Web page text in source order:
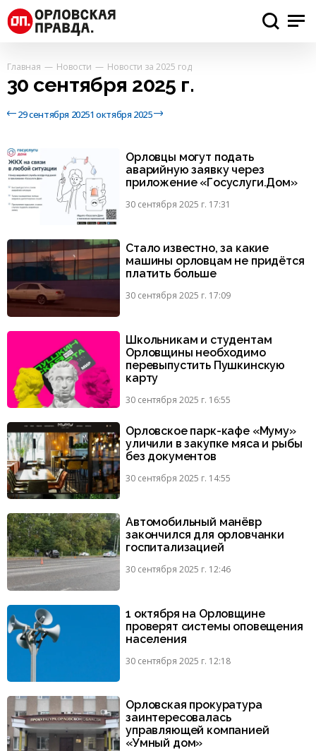
Главная Новости Новости за 2025 год
30 сентября 2025 г.
29 сентября 20251 октября 2025
Орловцы могут подать
аварийную заявку через
приложение «Госуслуги.Дом»
30 сентября 2025 г. 17:31
Стало известно, за какие
машины орловцам не придётся
платить больше
30 сентября 2025 г. 17:09
Школьникам и студентам
Орловщины необходимо
перевыпустить Пушкинскую
карту
30 сентября 2025 г. 16:55
Орловское парк-кафе «Муму»
уличили в закупке мяса и рыбы
без документов
30 сентября 2025 г. 14:55
Автомобильный манёвр
закончился для орловчанки
госпитализацией
30 сентября 2025 г. 12:46
1 октября на Орловщине
проверят системы оповещения
населения
30 сентября 2025 г. 12:18
Орловская прокуратура
заинтересовалась
управляющей компанией
«Умный дом»